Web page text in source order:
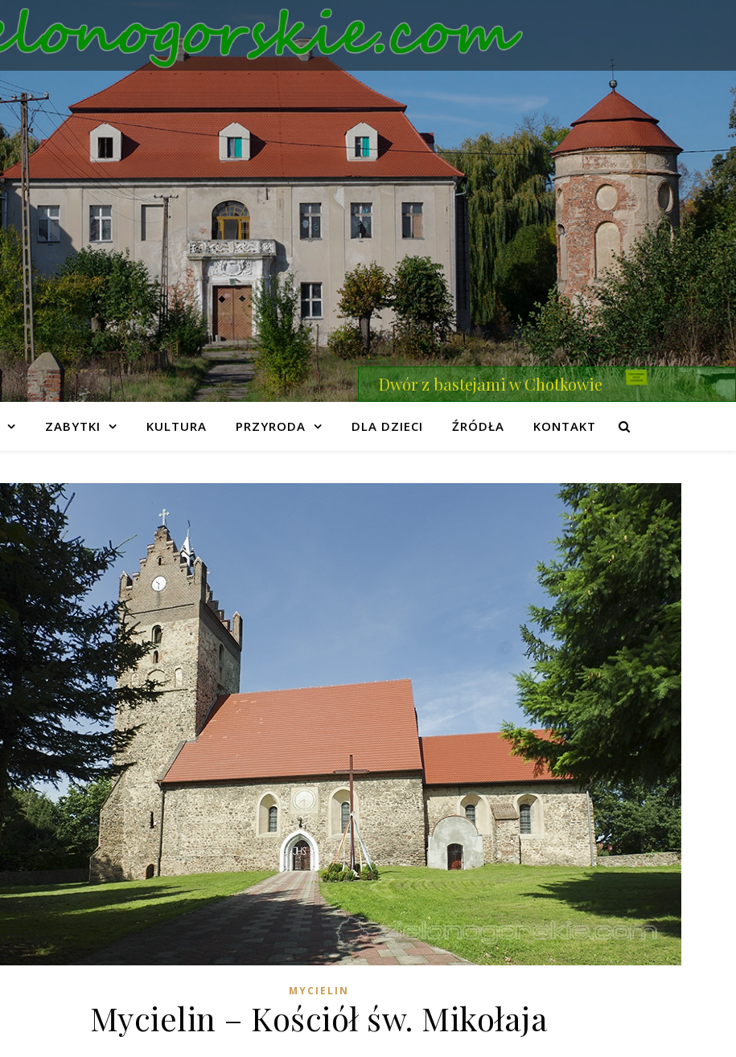
Dwór z bastejami w Chotkowie
ZABYTKI KULTURA PRZYRODA DLA DZIECI ŹRÓDŁA KONTAKT
MYCIELIN
Mycielin – Kościół św. Mikołaja